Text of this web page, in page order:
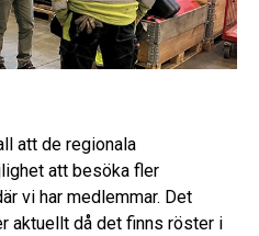
att de regionala
att besöka fler
vi har medlemmar. Det
aktuellt då det finns röster i